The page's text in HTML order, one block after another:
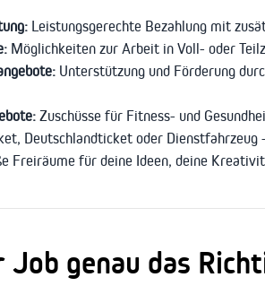
Leistungsgerechte Bezahlung mit
Möglichkeiten zur Arbeit in Voll- oder
Unterstützung und Förderung
Zuschüsse für Fitness- und
Deutschlandticket oder Dienstfahrzeug
Freiräume für deine Ideen, deine
Job genau das